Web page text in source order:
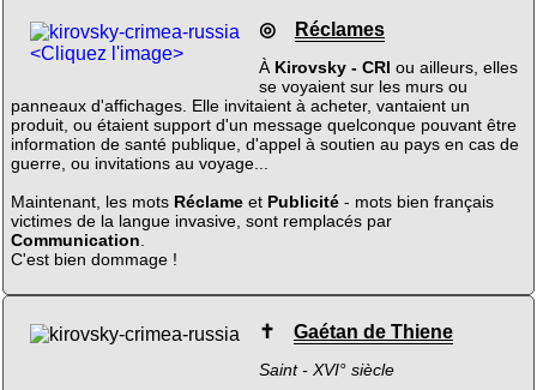
<Cliquez l'image>
◎ Réclames
À Kirovsky - CRI ou ailleurs, elles
se voyaient sur les murs ou
panneaux d'affichages. Elle invitaient à acheter, vantaient un
produit, ou étaient support d'un message quelconque pouvant être
information de santé publique, d'appel à soutien au pays en cas de
guerre, ou invitations au voyage...
Maintenant, les mots Réclameet Publicité- mots bien français
victimes de la langue invasive, sont remplacés par
Communication.
C'est bien dommage !
✝ Gaétan de Thiene
Saint - XVI° siècle